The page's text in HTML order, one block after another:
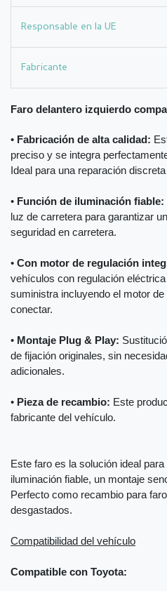
Responsable en la UE
Fabricante
Faro delantero izquierdo
• Fabricación de alta calidad:
preciso y se integra
Ideal para una reparación
• Función de iluminación fiable:
luz de carretera para garantizar
seguridad en carretera.
• Con motor de regulación
vehículos con regulación
suministra incluyendo el motor
conectar.
• Montaje Plug & Play:
de fijación originales, sin
adicionales.
• Pieza de recambio: Este
fabricante del vehículo.
Este faro es la solución ideal
iluminación fiable, un montaje
Perfecto como recambio para
desgastados.
Compatibilidad del vehículo
Compatible con Toyota: